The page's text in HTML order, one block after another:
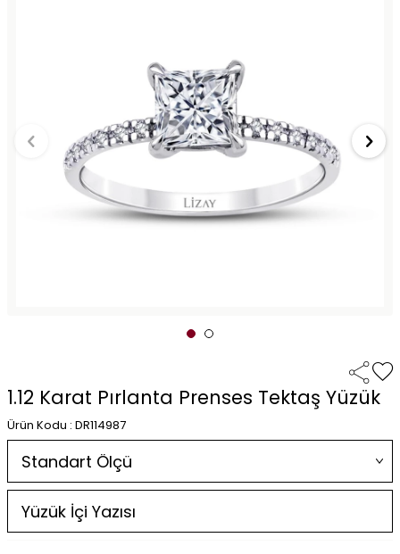
1.12 Karat Pırlanta Prenses Tektaş Yüzük
Ürün Kodu : DR114987